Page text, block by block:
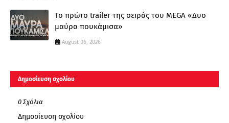
Το πρώτο trailer της σειράς του MEGA «Δυο
μαύρα πουκάμισα»
August 06, 2026
Δημοσίευση σχολίου
0 Σχόλια
Δημοσίευση σχολίου